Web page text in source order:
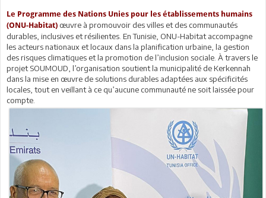
Le Programme des Nations Unies pour les établissements humains
(ONU-Habitat) œuvre à promouvoir des villes et des communautés
durables, inclusives et résilientes. En Tunisie, ONU-Habitat accompagne
les acteurs nationaux et locaux dans la planification urbaine, la gestion
des risques climatiques et la promotion de l’inclusion sociale. À travers le
projet SOUMOUD, l’organisation soutient la municipalité de Kerkennah
dans la mise en œuvre de solutions durables adaptées aux spécificités
locales, tout en veillant à ce qu’aucune communauté ne soit laissée pour
compte.